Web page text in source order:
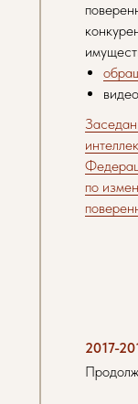
по
2017-